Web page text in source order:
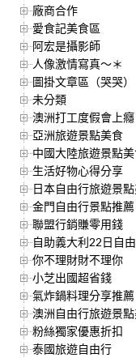
廠商合作
愛食記美食區
阿宏是攝影師
人像激情寫真～＊
圖掛文章區（哭哭）
未分類
澳洲打工度假會上癮
亞洲旅遊景點美食
中國大陸旅遊景點
生活好物心得分享
日本自由行旅遊景
金門自由行景點推薦
聯盟行銷賺零用錢
自助義大利22日自
你不理財財不理你
小芝出國超省錢
氣炸鍋料理分享推薦
澳洲自由行旅遊景
粉絲獨家優惠折扣
泰國旅遊自由行